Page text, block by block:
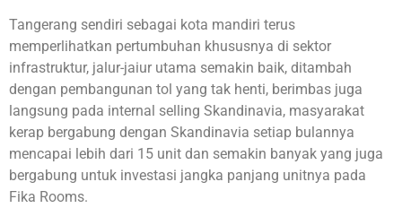
Tangerang sendiri sebagai kota mandiri terus
memperlihatkan pertumbuhan khususnya di sektor
infrastruktur, jalur-jaiur utama semakin baik, ditambah
dengan pembangunan tol yang tak henti, berimbas juga
langsung pada internal selling Skandinavia, masyarakat
kerap bergabung dengan Skandinavia setiap bulannya
mencapai lebih dari 15 unit dan semakin banyak yang juga
bergabung untuk investasi jangka panjang unitnya pada
Fika Rooms.